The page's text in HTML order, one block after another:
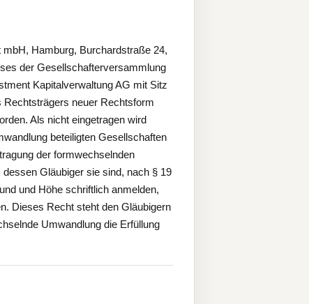
Hamburg, Burchardstraße 24,
der Gesellschafterversammlung
Kapitalverwaltung AG mit Sitz
neuer Rechtsform
Als nicht eingetragen wird
beteiligten Gesellschaften
der formwechselnden
Gläubiger sie sind, nach § 19
und Höhe schriftlich anmelden,
Dieses Recht steht den Gläubigern
Umwandlung die Erfüllung